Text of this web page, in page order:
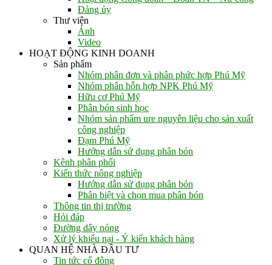
Đảng ủy
Thư viện
Ảnh
Video
HOẠT ĐỘNG KINH DOANH
Sản phẩm
Nhóm phân đơn và phân phức hợp Phú Mỹ
Nhóm phân hỗn hợp NPK Phú Mỹ
Hữu cơ Phú Mỹ
Phân bón sinh học
Nhóm sản phẩm ure nguyên liệu cho sản xuất
công nghiệp
Đạm Phú Mỹ
Hướng dẫn sử dụng phân bón
Kênh phân phối
Kiến thức nông nghiệp
Hướng dẫn sử dụng phân bón
Phân biệt và chọn mua phân bón
Thông tin thị trường
Hỏi đáp
Đường dây nóng
Xử lý khiếu nại - Ý kiến khách hàng
QUAN HỆ NHÀ ĐẦU TƯ
Tin tức cổ đông